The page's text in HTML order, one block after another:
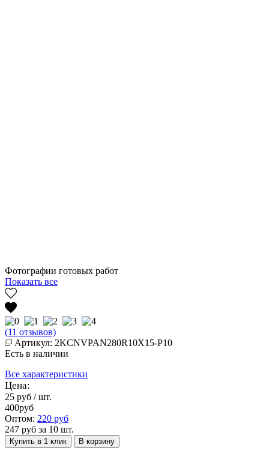
Фотографии готовых работ
Показать все
(11 отзывов)
Артикул: 2KCNVPAN280R10X15-P10
Есть в наличии
Все характеристики
Цена:
25 руб / шт.
400руб
Оптом: 220 руб
247 руб за 10 шт.
Купить в 1 клик